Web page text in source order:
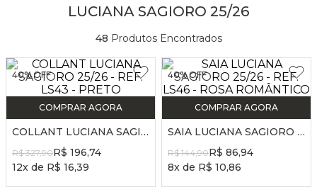
LUCIANA SAGIORO 25/26
48 Produtos Encontrados
40%OFF
COMPRAR AGORA
COLLANT LUCIANA SAGIORO 25/26 - REF. LS43 - PRETO
R$ 327,90R$ 196,74
12x de R$ 16,39
40%OFF
COMPRAR AGORA
SAIA LUCIANA SAGIORO 25/26 - REF. LS46 - ROSA ROMÂNTICO
R$ 144,90R$ 86,94
8x de R$ 10,86